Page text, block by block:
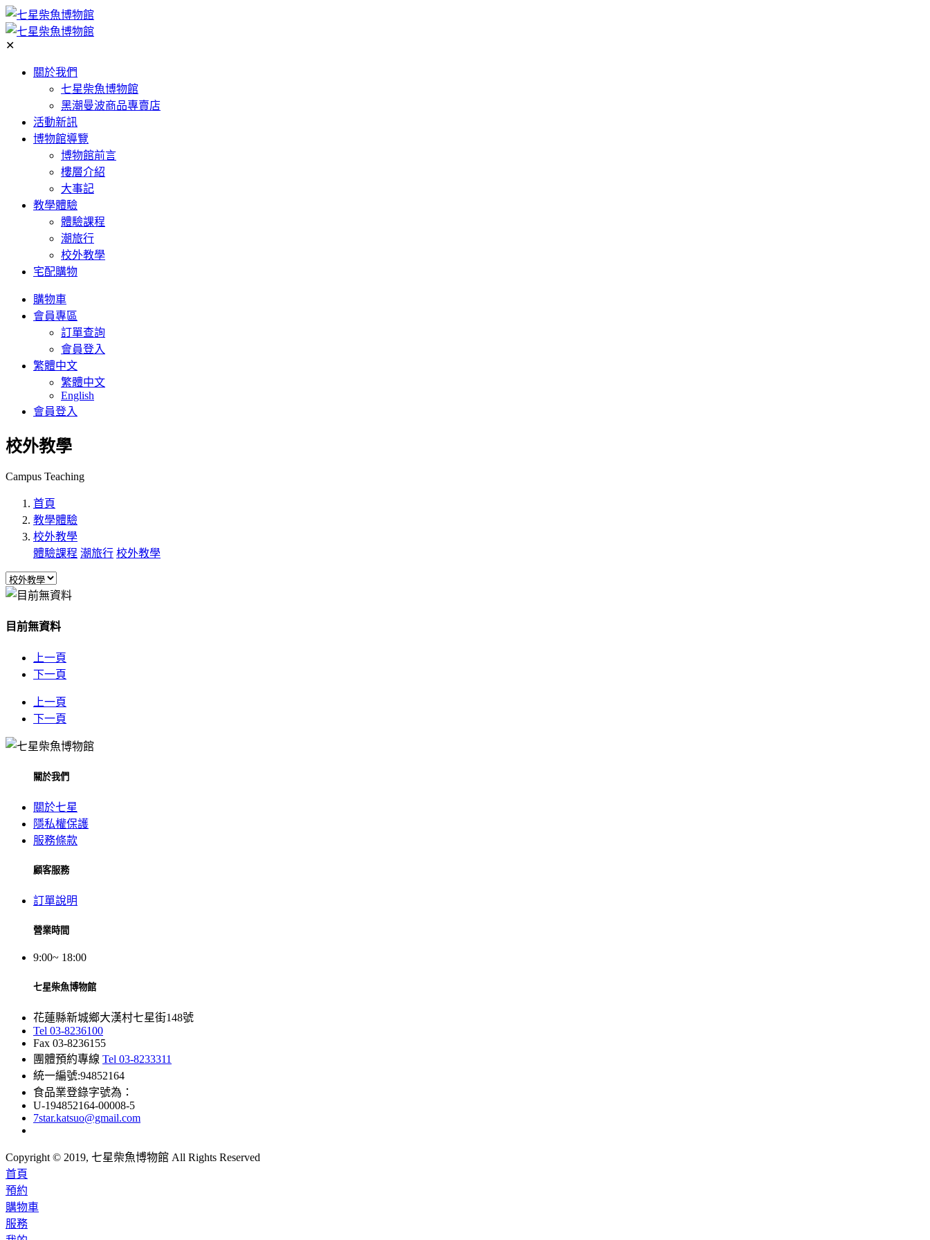
✕
關於我們
七星柴魚博物館
黑潮曼波商品專賣店
活動新訊
博物館導覽
博物館前言
樓層介紹
大事記
教學體驗
體驗課程
潮旅行
校外教學
宅配購物
購物車
會員專區
訂單查詢
會員登入
繁體中文
繁體中文
English
會員登入
校外教學
Campus Teaching
首頁
教學體驗
校外教學
體驗課程 潮旅行 校外教學
目前無資料
上一頁
下一頁
上一頁
下一頁
關於我們
關於七星
隱私權保護
服務條款
顧客服務
訂單說明
營業時間
9:00~ 18:00
七星柴魚博物館
花蓮縣新城鄉大漢村七星街148號
Tel 03-8236100
Fax 03-8236155
團體預約專線 Tel 03-8233311
統一編號:94852164
食品業登錄字號為：
U-194852164-00008-5
7star.katsuo@gmail.com
Copyright © 2019, 七星柴魚博物館 All Rights Reserved
首頁
預約
購物車
服務